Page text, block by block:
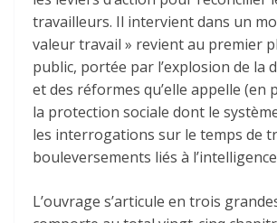
travailleurs. Il intervient dans un
valeur travail » revient au premier
public, portée par l’explosion de la
et des réformes qu’elle appelle (en
la protection sociale dont le
les interrogations sur le temps de
bouleversements liés à
L’ouvrage s’articule en trois